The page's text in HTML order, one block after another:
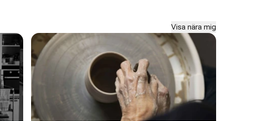
Visa nära mig